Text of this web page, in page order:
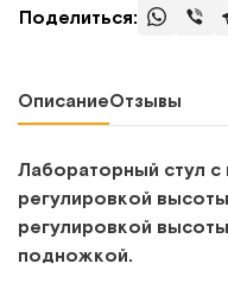
Поделиться:
ОписаниеОтзывы
Лабораторный стул с
регулировкой
регулировкой
подножкой.